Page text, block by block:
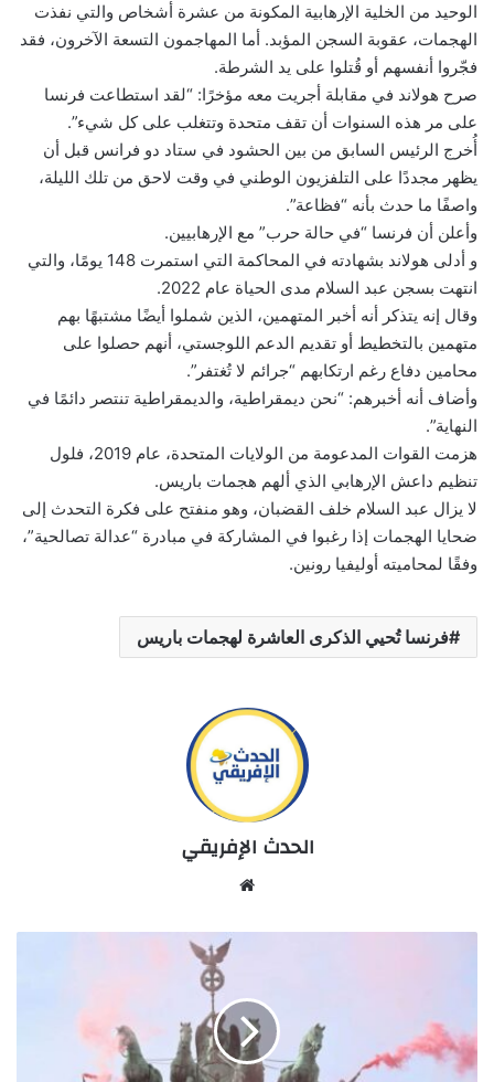
الوحيد من الخلية الإرهابية المكونة من عشرة أشخاص والتي نفذت
الهجمات، عقوبة السجن المؤبد. أما المهاجمون التسعة الآخرون، فقد
فجّروا أنفسهم أو قُتلوا على يد الشرطة.
صرح هولاند في مقابلة أجريت معه مؤخرًا: “لقد استطاعت فرنسا
على مر هذه السنوات أن تقف متحدة وتتغلب على كل شيء”.
أُخرج الرئيس السابق من بين الحشود في ستاد دو فرانس قبل أن
يظهر مجددًا على التلفزيون الوطني في وقت لاحق من تلك الليلة،
واصفًا ما حدث بأنه “فظاعة”.
وأعلن أن فرنسا “في حالة حرب” مع الإرهابيين.
و أدلى هولاند بشهادته في المحاكمة التي استمرت 148 يومًا، والتي
انتهت بسجن عبد السلام مدى الحياة عام 2022.
وقال إنه يتذكر أنه أخبر المتهمين، الذين شملوا أيضًا مشتبهًا بهم
متهمين بالتخطيط أو تقديم الدعم اللوجستي، أنهم حصلوا على
محامين دفاع رغم ارتكابهم “جرائم لا تُغتفر”.
وأضاف أنه أخبرهم: “نحن ديمقراطية، والديمقراطية تنتصر دائمًا في
النهاية”.
هزمت القوات المدعومة من الولايات المتحدة، عام 2019، فلول
تنظيم داعش الإرهابي الذي ألهم هجمات باريس.
لا يزال عبد السلام خلف القضبان، وهو منفتح على فكرة التحدث إلى
ضحايا الهجمات إذا رغبوا في المشاركة في مبادرة “عدالة تصالحية”،
وفقًا لمحاميته أوليفيا رونين.
فرنسا تُحيي الذكرى العاشرة لهجمات باريس
الحدث الإفريقي
تسلقوا
بوابة